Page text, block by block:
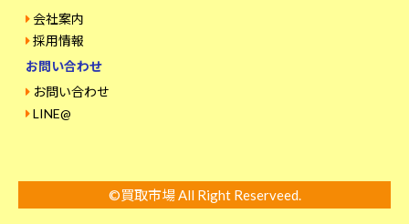
会社案内
採用情報
お問い合わせ
お問い合わせ
LINE@
©買取市場 All Right Reserveed.